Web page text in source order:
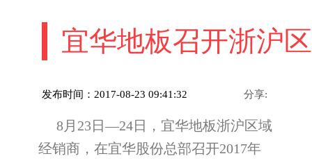
宜华地板召开浙沪
发布时间：2017-08-23 09:41:32 分享:
8月23日—24日，宜华地板浙沪区域
经销商，在宜华股份总部召开2017年